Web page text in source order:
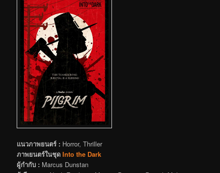
แนวภาพยนตร์ : Horror, Thriller
ภาพยนตร์ในชุดInto the Dark
ผู้กำกับ : Marcus Dunstan